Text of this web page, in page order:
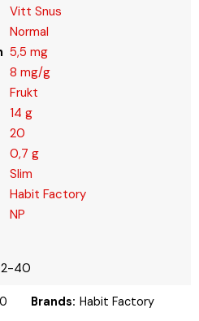
Vitt Snus
Normal
5,5 mg
8 mg/g
Frukt
14 g
20
0,7 g
Slim
Habit Factory
NP
40
Brands: Habit Factory